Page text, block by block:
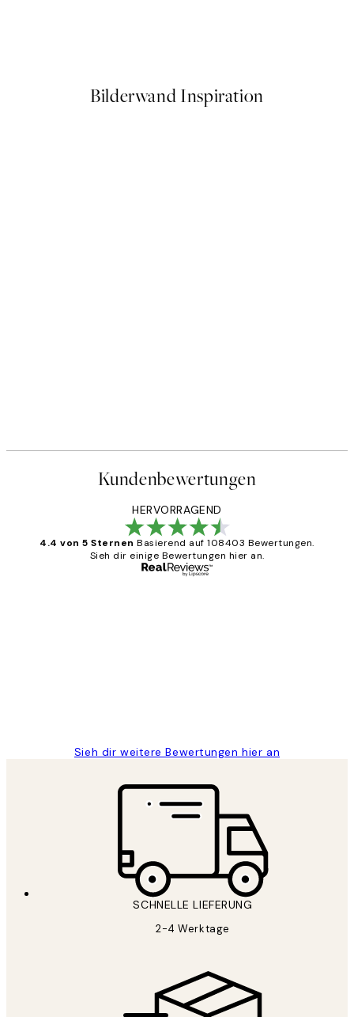
Bilderwand Inspiration
Kundenbewertungen
HERVORRAGEND
4.4 von 5 Sternen Basierend auf 108403 Bewertungen.
Sieh dir einige Bewertungen hier an.
Sieh dir weitere Bewertungen hier an
SCHNELLE LIEFERUNG
2-4 Werktage